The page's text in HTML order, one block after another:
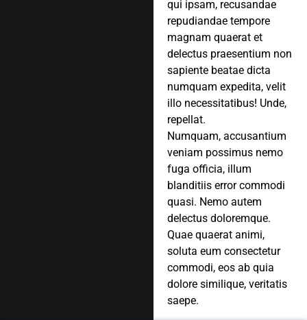
qui ipsam, recusandae
repudiandae tempore
magnam quaerat et
delectus praesentium non
sapiente beatae dicta
numquam expedita, velit
illo necessitatibus! Unde,
repellat.
Numquam, accusantium
veniam possimus nemo
fuga officia, illum
blanditiis error commodi
quasi. Nemo autem
delectus doloremque.
Quae quaerat animi,
soluta eum consectetur
commodi, eos ab quia
dolore similique, veritatis
saepe.